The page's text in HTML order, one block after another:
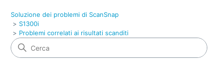
Soluzione dei problemi di ScanSnap
S1300i
Problemi correlati ai risultati scanditi